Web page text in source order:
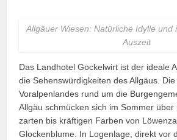
Allgäuer Wiesen: Natürliche Idylle und
Auszeit
Das Landhotel Gockelwirt ist der ideale
die Sehenswürdigkeiten des Allgäus.
Voralpenlandes rund um die
Allgäu schmücken sich im Sommer
zarten bis kräftigen Farben von
Glockenblume. In Logenlage, direkt vor